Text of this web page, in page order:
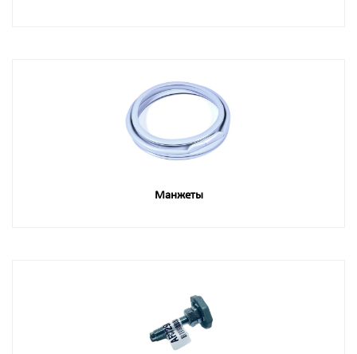
Манжеты